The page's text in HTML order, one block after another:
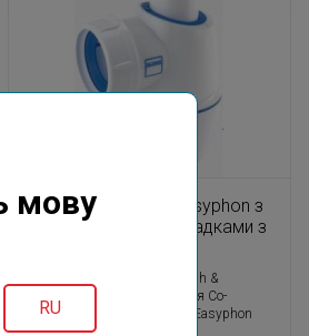
мову
RU
Сифон для мийки Easyphon з
вбудованими прокладками з
Розроблена в Nicoll Research &
Development нова технологія Co-
injection для сифонів серії Easyphon